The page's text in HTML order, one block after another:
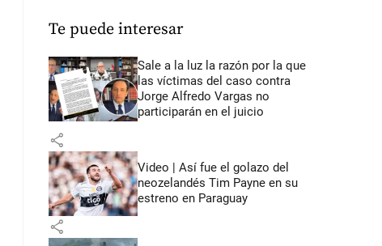
Te puede interesar
Sale a la luz la razón por la que
las víctimas del caso contra
Jorge Alfredo Vargas no
participarán en el juicio
share
Video | Así fue el golazo del
neozelandés Tim Payne en su
estreno en Paraguay
share